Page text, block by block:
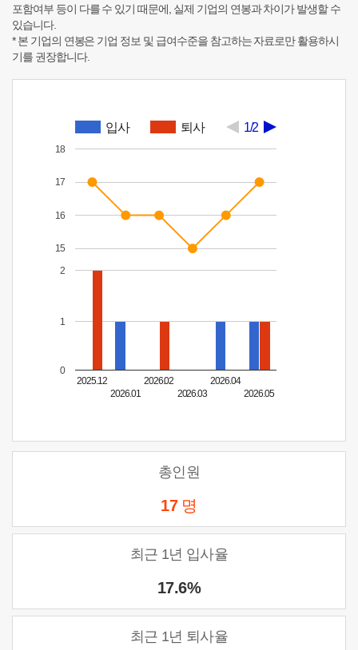
포함여부 등이 다를 수 있기 때문에, 실제 기업의 연봉과 차이가 발생할 수
있습니다.
* 본 기업의 연봉은 기업 정보 및 급여수준을 참고하는 자료로만 활용하시
기를 권장합니다.
입사 퇴사 1/2
2025.12
2026.01
2026.02
2026.03
2026.04
2026.05
0
1
2
15
16
17
18
총인원
17 명
최근 1년 입사율
17.6%
최근 1년 퇴사율